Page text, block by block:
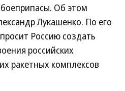
Об этом
Лукашенко. По его
Россию создать
российских
ракетных комплексов